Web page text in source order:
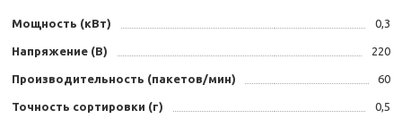
Мощность (кВт) 0,3
Напряжение (В) 220
Производительность (пакетов/мин) 60
Точность сортировки (г) 0,5